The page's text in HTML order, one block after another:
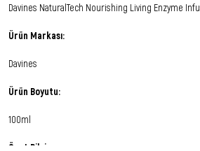
Davines NaturalTech Nourishing Living Enzyme
Ürün Markası:
Davines
Ürün Boyutu:
100ml
Özet Bilgi: